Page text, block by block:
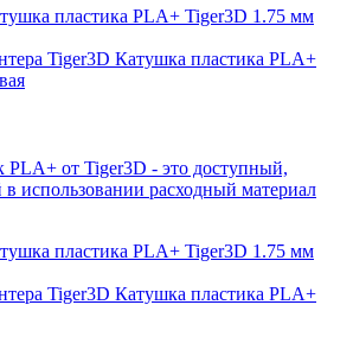
Tiger3D Катушка пластика PLA+
PLA+ от Tiger3D - это доступный,
использовании расходный материал
Tiger3D Катушка пластика PLA+